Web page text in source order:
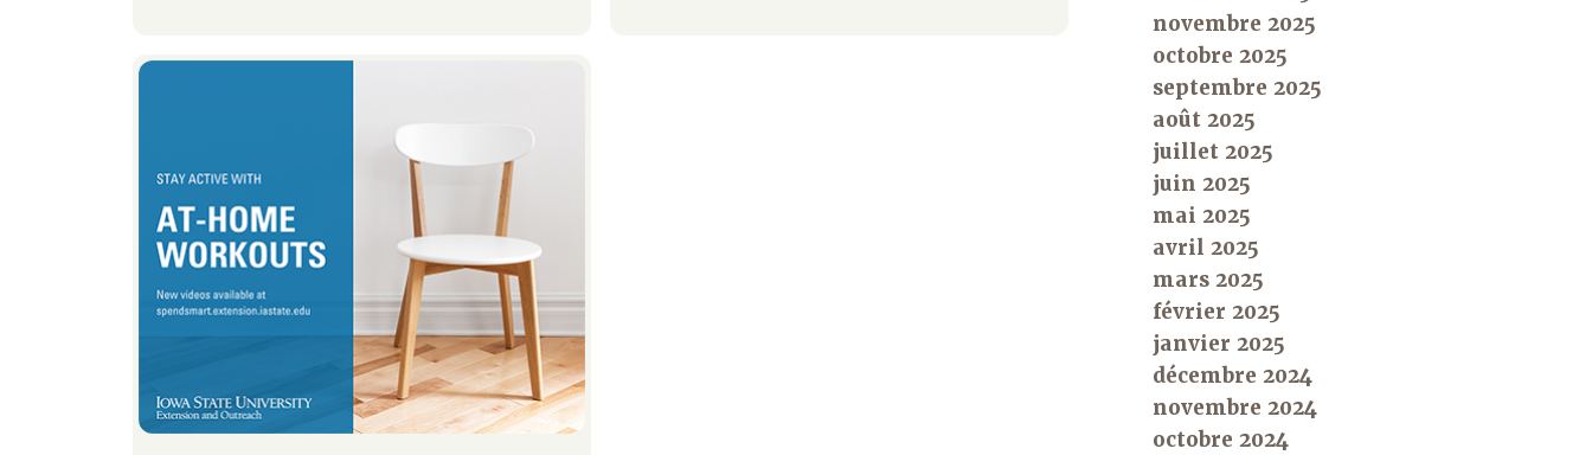
également que mes enfants ont une
actif. Par conséquent, je pense à
différentes façons d’être actifs à
l’intérieur de notre maison.
novembre 2025
octobre 2025
septembre 2025
août 2025
juillet 2025
juin 2025
mai 2025
avril 2025
mars 2025
février 2025
janvier 2025
décembre 2024
novembre 2024
octobre 2024